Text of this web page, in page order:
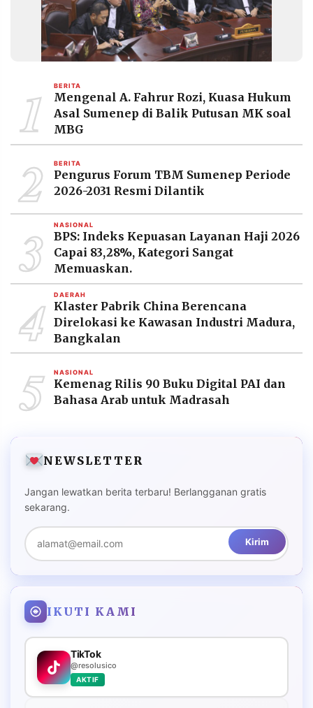
1 BERITA
Mengenal A. Fahrur Rozi, Kuasa Hukum
Asal Sumenep di Balik Putusan MK soal
MBG
2 BERITA
Pengurus Forum TBM Sumenep Periode
2026-2031 Resmi Dilantik
3 NASIONAL
BPS: Indeks Kepuasan Layanan Haji 2026
Capai 83,28%, Kategori Sangat
Memuaskan.
4 DAERAH
Klaster Pabrik China Berencana
Direlokasi ke Kawasan Industri Madura,
Bangkalan
5 NASIONAL
Kemenag Rilis 90 Buku Digital PAI dan
Bahasa Arab untuk Madrasah
NEWSLETTER
Jangan lewatkan berita terbaru! Berlangganan gratis
sekarang.
Kirim
IKUTI KAMI
TikTok
@resolusico
AKTIF